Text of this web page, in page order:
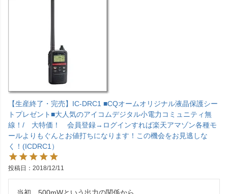
【生産終了・完売】IC-DRC1 ■CQオームオリジナル液晶保護シー
トプレゼント■大人気のアイコムデジタル小電力コミュニティ無
線！/ 大特価！ 会員登録→ログインすれば楽天アマゾン各種モ
ールよりもぐんとお値打ちになります！この機会をお見逃しな
く！(ICDRC1）
投稿日 2018/12/11